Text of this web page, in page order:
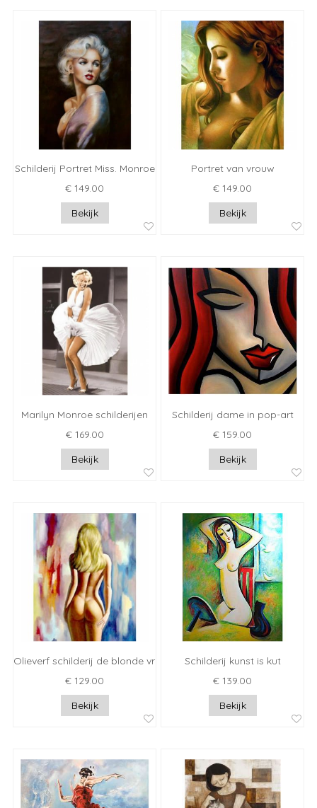
Schilderij Portret Miss. Monroe
€ 149.00
Bekijk
Portret van vrouw
€ 149.00
Bekijk
Marilyn Monroe schilderijen
€ 169.00
Bekijk
Schilderij dame in pop-art
€ 159.00
Bekijk
Olieverf schilderij de blonde vrouw
€ 129.00
Bekijk
Schilderij kunst is kut
€ 139.00
Bekijk